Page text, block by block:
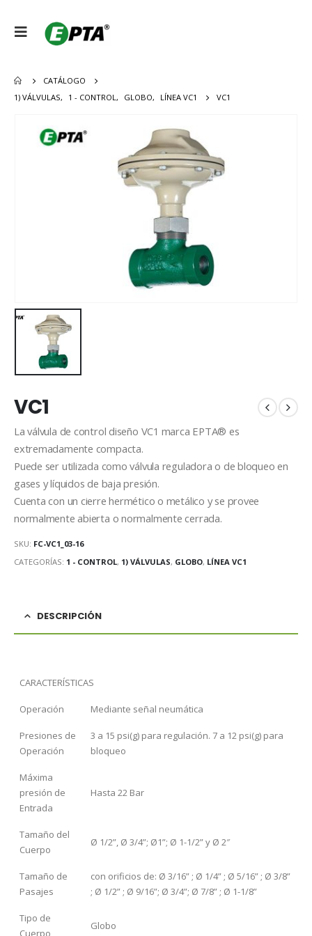
CATÁLOGO
1) VÁLVULAS, 1 - CONTROL , GLOBO, LÍNEA VC1 VC1
VC1
La válvula de control diseño VC1 marca EPTA® es
extremadamente compacta.
Puede ser utilizada como válvula reguladora o de bloqueo en
gases y líquidos de baja presión.
Cuenta con un cierre hermético o metálico y se provee
normalmente abierta o normalmente cerrada.
SKU: FC-VC1_03-16
CATEGORÍAS: 1 - CONTROL, 1) VÁLVULAS, GLOBO, LÍNEA VC1
DESCRIPCIÓN
CARACTERÍSTICAS
Operación Mediante señal neumática
Presiones de
Operación
3 a 15 psi(g) para regulación. 7 a 12 psi(g) para
bloqueo
Máxima
presión de
Entrada
Hasta 22 Bar
Tamaño del
Cuerpo
Ø 1/2”, Ø 3/4”; Ø1”; Ø 1-1/2” y Ø 2″
Tamaño de
Pasajes
con orificios de: Ø 3/16” ; Ø 1/4” ; Ø 5/16” ; Ø 3/8”
; Ø 1/2” ; Ø 9/16”; Ø 3/4”; Ø 7/8” ; Ø 1-1/8”
Tipo de
Cuerpo
Globo